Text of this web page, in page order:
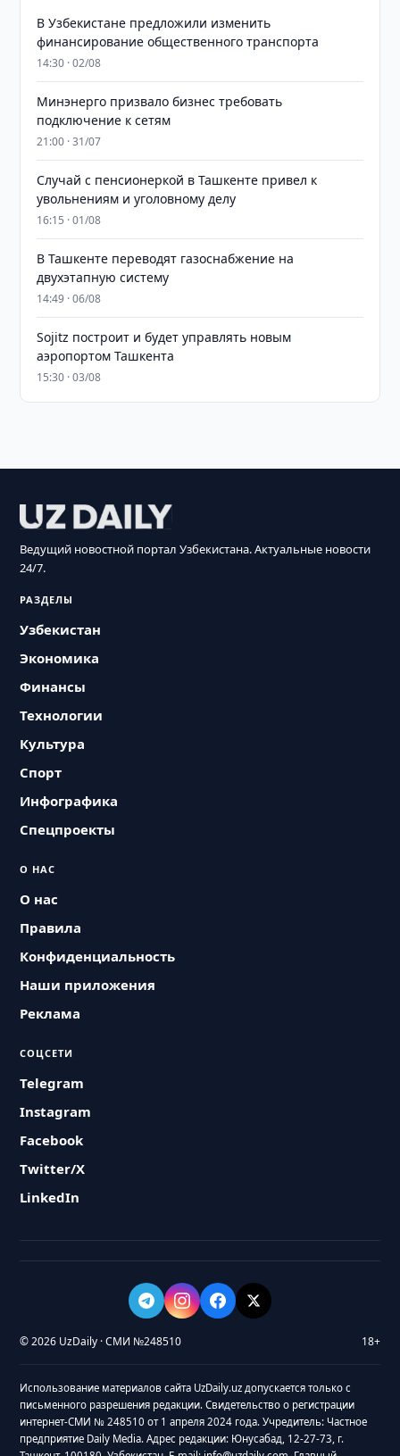
В Узбекистане предложили изменить
финансирование общественного транспорта
14:30 · 02/08
Минэнерго призвало бизнес требовать
подключение к сетям
21:00 · 31/07
Случай с пенсионеркой в Ташкенте привел к
увольнениям и уголовному делу
16:15 · 01/08
В Ташкенте переводят газоснабжение на
двухэтапную систему
14:49 · 06/08
Sojitz построит и будет управлять новым
аэропортом Ташкента
15:30 · 03/08
Ведущий новостной портал Узбекистана. Актуальные новости
24/7.
РАЗДЕЛЫ
Узбекистан
Экономика
Финансы
Технологии
Культура
Спорт
Инфографика
Спецпроекты
О НАС
О нас
Правила
Конфиденциальность
Наши приложения
Реклама
СОЦСЕТИ
Telegram
Instagram
Facebook
Twitter/X
LinkedIn
© 2026 UzDaily · СМИ №248510 18+
Использование материалов сайта UzDaily.uz допускается только с
письменного разрешения редакции. Свидетельство о регистрации
интернет-СМИ № 248510 от 1 апреля 2024 года. Учредитель: Частное
предприятие Daily Media. Адрес редакции: Юнусабад, 12-27-73, г.